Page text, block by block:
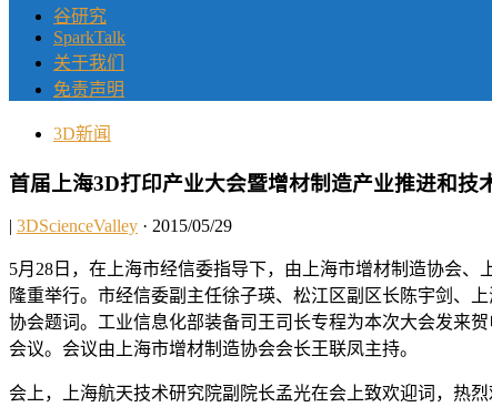
谷研究
SparkTalk
关于我们
免责声明
3D新闻
首届上海3D打印产业大会暨增材制造产业推进和技
| 3DScienceValley · 2015/05/29
5月28日，在上海市经信委指导下，由上海市增材制造协会
隆重举行。市经信委副主任徐子瑛、松江区副区长陈宇剑、
协会题词。工业信息化部装备司王司长专程为本次大会发来
会议。会议由上海市增材制造协会会长王联凤主持。
会上，上海航天技术研究院副院长孟光在会上致欢迎词，热